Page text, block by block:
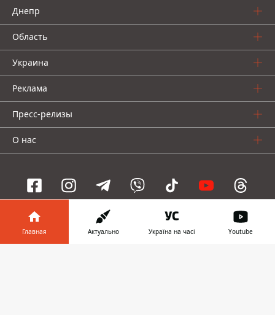
Днепр
Область
Украина
Реклама
Пресс-релизы
О нас
Информатор проекты
Главная Актуально Україна на часі Youtube